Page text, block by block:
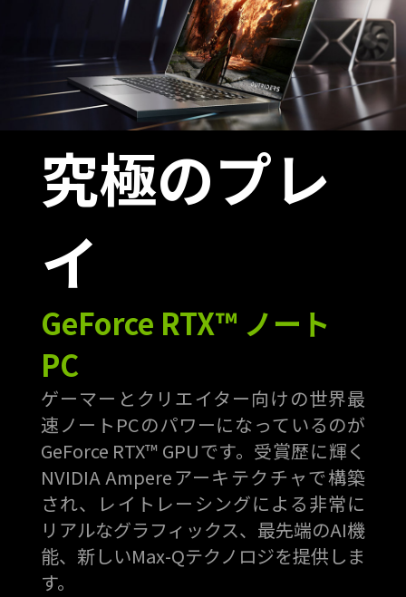
究極のプレ
イ
GeForce RTX™ ノート
PC
ゲーマーとクリエイター向けの世界最
速ノートPCのパワーになっているのが
GeForce RTX™ GPUです。受賞歴に輝く
NVIDIA Ampereアーキテクチャで構築
され、レイトレーシングによる非常に
リアルなグラフィックス、最先端のAI機
能、新しいMax-Qテクノロジを提供しま
す。